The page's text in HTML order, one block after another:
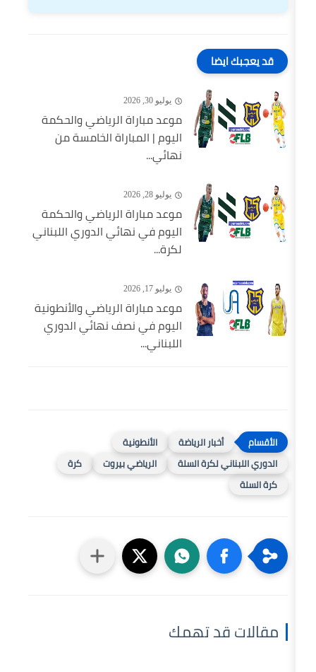
يوليو 30, 2026
موعد مباراة الرياضي والحكمة
اليوم | المباراة الخامسة من
يوليو 28, 2026
موعد مباراة الرياضي والحكمة
اليوم في نهائي الدوري اللبناني
يوليو 17, 2026
موعد مباراة الرياضي والأنطونية
اليوم في نصف نهائي الدوري
اللبناني...
أخبار الرياضة
الأنطونية
لكرة السلة
الرياضي بيروت كرة
تهمك